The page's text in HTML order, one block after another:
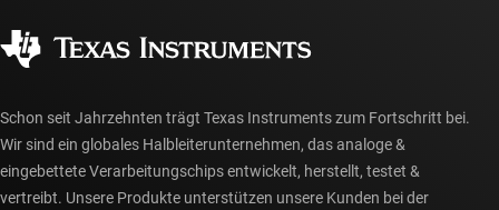
myTI-Konto FAQs
Schon seit Jahrzehnten trägt Texas Instruments zum Fortschritt bei.
Wir sind ein globales Halbleiterunternehmen, das analoge &
eingebettete Verarbeitungschips entwickelt, herstellt, testet &
vertreibt. Unsere Produkte unterstützen unsere Kunden bei der